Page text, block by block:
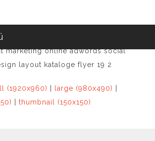
(1920x960) large (980x490)
|thumbnail (150x150)